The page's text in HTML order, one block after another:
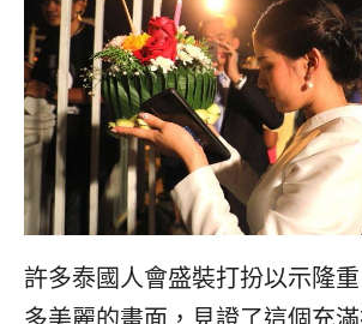
許多泰國人會盛裝打扮以示隆